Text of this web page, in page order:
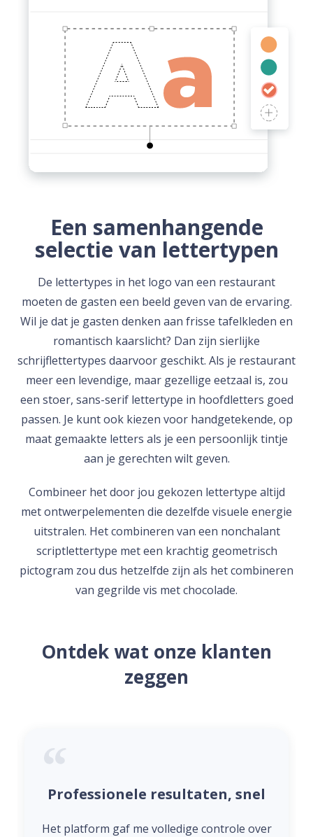
Een samenhangende
selectie van lettertypen
De lettertypes in het logo van een restaurant
moeten de gasten een beeld geven van de ervaring.
Wil je dat je gasten denken aan frisse tafelkleden en
romantisch kaarslicht? Dan zijn sierlijke
schrijflettertypes daarvoor geschikt. Als je restaurant
meer een levendige, maar gezellige eetzaal is, zou
een stoer, sans-serif lettertype in hoofdletters goed
passen. Je kunt ook kiezen voor handgetekende, op
maat gemaakte letters als je een persoonlijk tintje
aan je gerechten wilt geven.
Combineer het door jou gekozen lettertype altijd
met ontwerpelementen die dezelfde visuele energie
uitstralen. Het combineren van een nonchalant
scriptlettertype met een krachtig geometrisch
pictogram zou dus hetzelfde zijn als het combineren
van gegrilde vis met chocolade.
Ontdek wat onze klanten
zeggen
Professionele resultaten, snel
Het platform gaf me volledige controle over